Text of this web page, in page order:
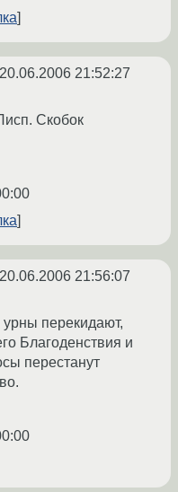
20.06.2006 21:52:27
Скобок
20.06.2006 21:56:07
урны перекидают,
Благоденствия и
перестанут